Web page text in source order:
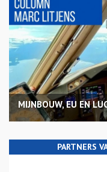
MIJNBOUW, EU EN
PARTNERS